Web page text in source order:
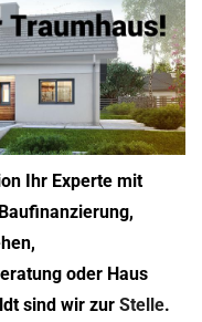
Ihr Experte mit
oder Haus
sind wir zur Stelle.